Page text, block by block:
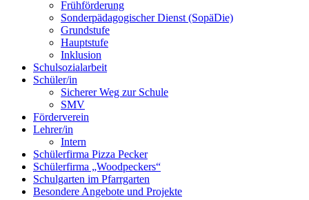
Frühförderung
Sonderpädagogischer Dienst (SopäDie)
Grundstufe
Hauptstufe
Inklusion
Schulsozialarbeit
Schüler/in
Sicherer Weg zur Schule
SMV
Förderverein
Lehrer/in
Intern
Schülerfirma Pizza Pecker
Schülerfirma „Woodpeckers“
Schulgarten im Pfarrgarten
Besondere Angebote und Projekte